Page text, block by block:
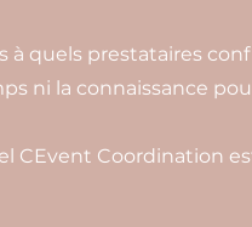
à quels prestataires
ni la connaissance
CEvent Coordination